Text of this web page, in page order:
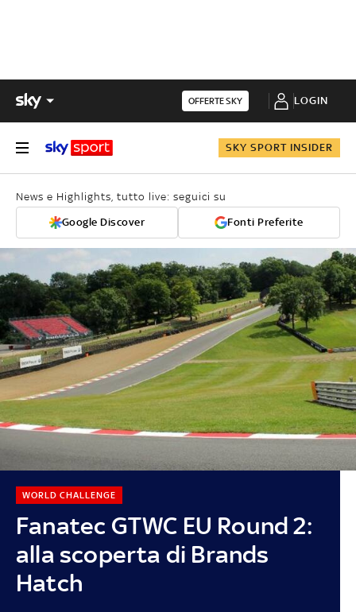
OFFERTE SKY LOGIN
SKY SPORT INSIDER
News e Highlights, tutto live: seguici su
Google Discover Fonti Preferite
Fanatec GTWC EU Round 2:
alla scoperta di Brands
Hatch
WORLD CHALLENGE